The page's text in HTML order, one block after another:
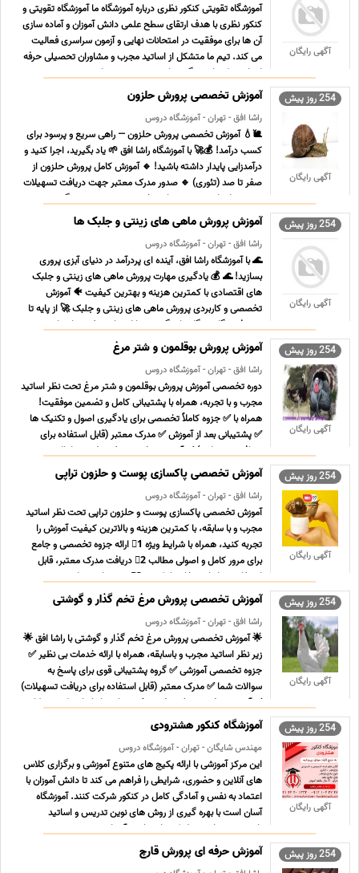
آگهی رایگان
آموزشگاه تقویتی کنکور نظری درباره آموزشگاه ما آموزشگاه تقویتی و
کنکور نظری با هدف ارتقای سطح علمی دانش آموزان و آماده سازی
آن ها برای موفقیت در امتحانات نهایی و آزمون سراسری فعالیت
می کند. تیم ما متشکل از اساتید مجرب و مشاوران تحصیلی حرفه
ای است که با بهره گیری از جدیدترین متدهای ... ...
254 روز پیش
آگهی رایگان
آموزش تخصصی پرورش حلزون
راشا افق - تهران - آموزشگاه دروس
🐌💧 آموزش تخصصی پرورش حلزون — راهی سریع و پرسود برای
کسب درآمد! 💰🚀 با آموزشگاه راشا افق 🌱 یاد بگیرید، اجرا کنید و
درآمدزایی پایدار داشته باشید! 🔹 آموزش کامل پرورش حلزون از
صفر تا صد (تئوری) 🔹 صدور مدرک معتبر جهت دریافت تسهیلات
و مجوزهای لازم 🔹 پشتیبانی تخصصی و دسترسی به گروه پرسش
... ...
254 روز پیش
آگهی رایگان
آموزش پرورش ماهی های زینتی و جلبک ها
راشا افق - تهران - آموزشگاه دروس
🌊 با آموزشگاه راشا افق، آینده ای پردرآمد در دنیای آبزی پروری
بسازید! 🌊 💰 یادگیری مهارت پرورش ماهی های زینتی و جلبک
های اقتصادی با کمترین هزینه و بهترین کیفیت 🐠 آموزش
تخصصی و کاربردی پرورش ماهی های زینتی و جلبک 🚀 از پایه تا
پیشرفته، گام به گام یاد بگیرید و با اعتمادبه نفس وارد باز ... ...
254 روز پیش
آگهی رایگان
آموزش پرورش بوقلمون و شتر مرغ
راشا افق - تهران - آموزشگاه دروس
دوره تخصصی آموزش پرورش بوقلمون و شتر مرغ تحت نظر اساتید
مجرب و با تجربه، همراه با پشتیبانی کامل و تضمین موفقیت!
همراه با ✅ جزوه کاملاً تخصصی برای یادگیری اصول و تکنیک ها
✅ پشتیبانی بعد از آموزش ✅ مدرک معتبر (قابل استفاده برای
دریافت تسهیلات) ✅ آموزش حضوری و غیرحضوری با بالاترین ...
...
254 روز پیش
آگهی رایگان
آموزش تخصصی پاکسازی پوست و حلزون تراپی
راشا افق - تهران - آموزشگاه دروس
آموزش تخصصی پاکسازی پوست و حلزون تراپی تحت نظر اساتید
مجرب و با سابقه، با کمترین هزینه و بالاترین کیفیت آموزش را
تجربه کنید، همراه با شرایط ویژه 1⃣ ارائه جزوه تخصصی و جامع
برای مرور کامل و اصولی مطالب 2⃣ دریافت مدرک معتبر، قابل
استفاده در ایران و خارج از کشور 3⃣ دوره های جبرانی ر ... ...
254 روز پیش
آگهی رایگان
آموزش تخصصی پرورش مرغ تخم گذار و گوشتی
راشا افق - تهران - آموزشگاه دروس
🌟 آموزش تخصصی پرورش مرغ تخم گذار و گوشتی با راشا افق 🌟
زیر نظر اساتید مجرب و باسابقه، همراه با ارائه خدمات بی نظیر ✅
جزوه تخصصی آموزشی ✅ گروه پشتیبانی قوی برای پاسخ به
سوالات شما ✅ مدرک معتبر (قابل استفاده برای دریافت تسهیلات)
✅ آموزش حضوری و غیرحضوری ✅ مشاوره راه اندازی کسب وکار
... ...
254 روز پیش
آگهی رایگان
آموزشگاه کنکور هشترودی
مهندس شایگان - تهران - آموزشگاه دروس
این مرکز آموزشی با ارائه پکیج های متنوع آموزشی و برگزاری کلاس
های آنلاین و حضوری، شرایطی را فراهم می کند تا دانش آموزان با
اعتماد به نفس و آمادگی کامل در کنکور شرکت کنند. آموزشگاه
آسان است با بهره گیری از روش های نوین تدریس و اساتید
باتجربه، همراهی مطمئن برای دانش آموزان در مسیر ... ...
254 روز پیش آموزش حرفه ای پرورش قارچ